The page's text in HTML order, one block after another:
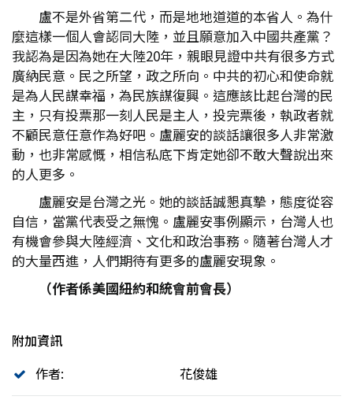
盧不是外省第二代，而是地地道道的本省人。為什
麼這樣一個人會認同大陸，並且願意加入中國共產黨？
我認為是因為她在大陸20年，親眼見證中共有很多方式
廣納民意。民之所望，政之所向。中共的初心和使命就
是為人民謀幸福，為民族謀復興。這應該比起台灣的民
主，只有投票那一刻人民是主人，投完票後，執政者就
不顧民意任意作為好吧。盧麗安的談話讓很多人非常激
動，也非常感慨，相信私底下肯定她卻不敢大聲說出來
的人更多。
盧麗安是台灣之光。她的談話誠懇真摯，態度從容
自信，當黨代表受之無愧。盧麗安事例顯示，台灣人也
有機會參與大陸經濟、文化和政治事務。隨著台灣人才
的大量西進，人們期待有更多的盧麗安現象。
（作者係美國紐約和統會前會長）
附加資訊
作者:
花俊雄